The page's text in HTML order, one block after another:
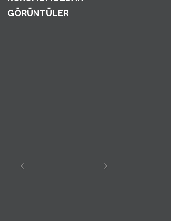
GÖRÜNTÜLER